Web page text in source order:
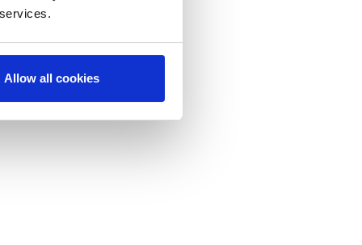
Allow all cookies